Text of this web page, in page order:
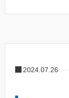
2024.07.26